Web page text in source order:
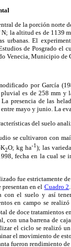
de la porción norte
la altitud es de 1139
urbanas. El
de Posgrado el
Venecia, Municipio de
por García
es de 258 mm y
presencia de las
mayo y junio. La
del suelo
se cultivaron con
2O; kg ha-1); las
fecha en la cual
fue estrictamente
en el Cuadro 2
el suelo y así
en campo se
de doce tratamientos
con una barrena de
el ciclo se realizó
el movimiento de
fueron rendimiento de